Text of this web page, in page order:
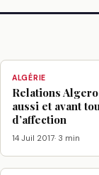
ALGÉRIE
Relations
aussi et avant
d’affection
14 Juil 2017· 3 min